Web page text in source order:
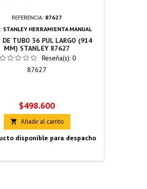
REFERENCIA: 87627
STANLEY HERRAMIENTA MANUAL
DE TUBO 36 PUL LARGO (914
MM) STANLEY 87627
Reseña(s): 0
87627
Precio
$498.600
 Añadir al carrito
disponible para despacho